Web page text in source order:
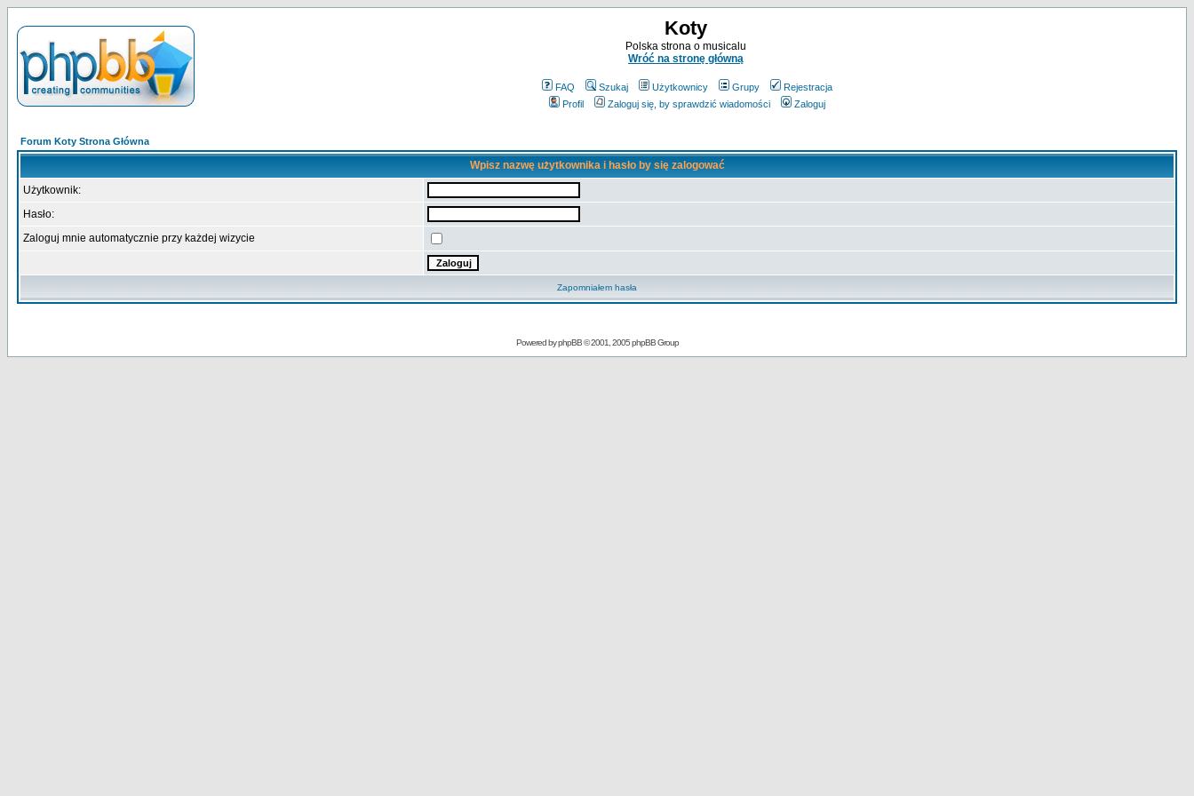
Koty
Polska strona o musicalu
Wróć na stronę główną
FAQ Szukaj Użytkownicy Grupy
Rejestracja
Profil
Zaloguj się, by sprawdzić wiadomości Zaloguj
Forum Koty Strona Główna
Wpisz nazwę użytkownika i hasło by się zalogować
Użytkownik:
Hasło:
Zaloguj mnie automatycznie przy każdej wizycie
Zapomniałem hasła
Powered byphpBB© 2001, 2005 phpBB Group